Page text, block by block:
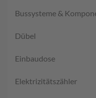
Bussysteme &
Dübel
Einbaudose
Elektrizitätszähler